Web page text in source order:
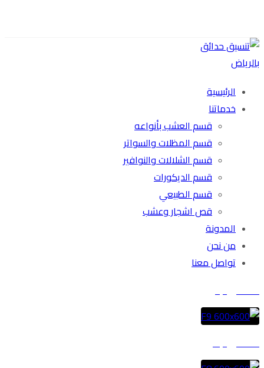
الرئيسية
خدماتنا
قسم العشب بأنواعه
قسم المظلات والسواتر
قسم الشلالات والنوافير
قسم الديكورات
قسم الطبيعي
قص اشجار وعشب
المدونة
من نحن
تواصل معنا
المشروع ١
المشروع ٢